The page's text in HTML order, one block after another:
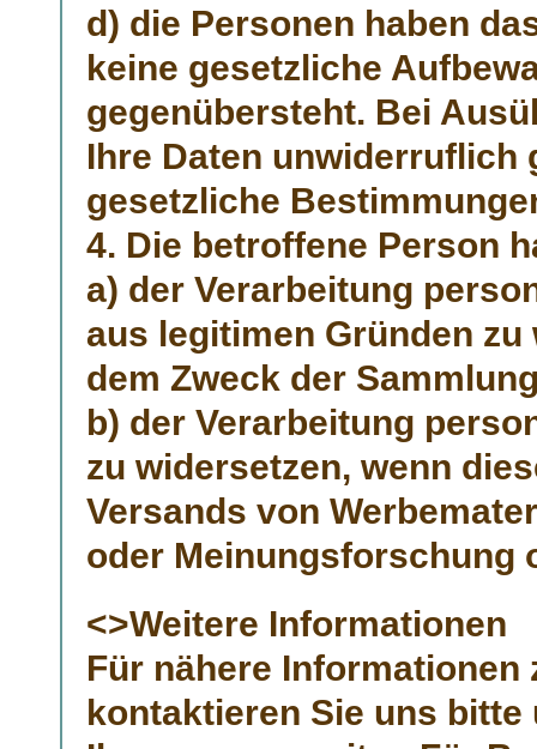
d) die Personen haben
keine gesetzliche
gegenübersteht. Bei
Ihre Daten
gesetzliche
4. Die betroffene Person
a) der Verarbeitung
aus legitimen Gründen
dem Zweck der
b) der Verarbeitung
zu widersetzen, wenn
Versands von
oder Meinungsforschung
<>Weitere Informationen
Für nähere
kontaktieren Sie uns